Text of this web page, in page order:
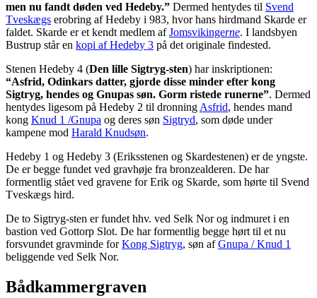
men nu fandt døden ved Hedeby.” Dermed hentydes til Svend
Tveskægs erobring af Hedeby i 983, hvor hans hirdmand Skarde er
faldet. Skarde er et kendt medlem afJomsvikingerne. I landsbyen
Bustrup står en kopi af Hedeby 3 på det originale findested.
Stenen Hedeby 4 (Den lille Sigtryg-sten) har inskriptionen:
“Asfrid, Odinkars datter, gjorde disse minder efter kong
Sigtryg, hendes og Gnupas søn. Gorm ristede runerne”. Dermed
hentydes ligesom på Hedeby 2 til dronning Asfrid, hendes mand
kong Knud 1 /Gnupa og deres søn Sigtryd, som døde under
kampene mod Harald Knudsøn.
Hedeby 1 og Hedeby 3 (Eriksstenen og Skardestenen) er de yngste.
De er begge fundet ved gravhøje fra bronzealderen. De har
formentlig stået ved gravene for Erik og Skarde, som hørte til Svend
Tveskægs hird.
De to Sigtryg-sten er fundet hhv. ved Selk Nor og indmuret i en
bastion ved Gottorp Slot. De har formentlig begge hørt til et nu
forsvundet gravminde forKong Sigtryg, søn afGnupa / Knud 1
beliggende ved Selk Nor.
Bådkammergraven